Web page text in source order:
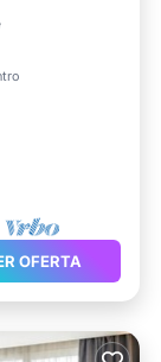
OFERTA